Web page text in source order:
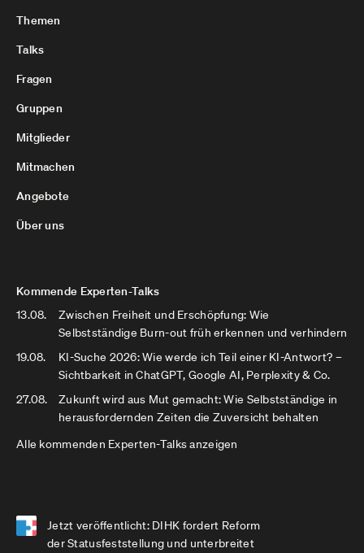
Themen
Talks
Fragen
Gruppen
Mitglieder
Mitmachen
Angebote
Über uns
Kommende Experten-Talks
13.08.
Zwischen Freiheit und Erschöpfung: Wie
Selbstständige Burn-out früh erkennen und verhindern
19.08.
KI-Suche 2026: Wie werde ich Teil einer KI-Antwort? –
Sichtbarkeit in ChatGPT, Google AI, Perplexity & Co.
27.08.
Zukunft wird aus Mut gemacht: Wie Selbstständige in
herausfordernden Zeiten die Zuversicht behalten
Alle kommenden Experten-Talks anzeigen
Jetzt veröffentlicht: DIHK fordert Reform
der Statusfeststellung und unterbreitet